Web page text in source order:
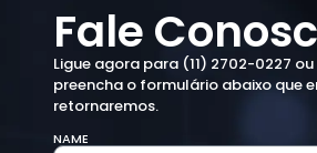
Fale
Ligue agora para (11) 2702-0227
preencha o formulário abaixo que
retornaremos.
NAME